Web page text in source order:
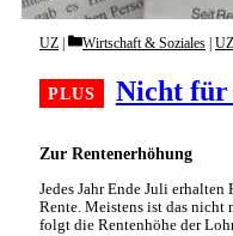
Zur Rentenerhöhung
Nicht für
UZ Categories
Wirtschaft & Soziales |
Jedes Jahr Ende Juli
Rente. Meistens ist das nicht
folgt die Rentenhöhe der